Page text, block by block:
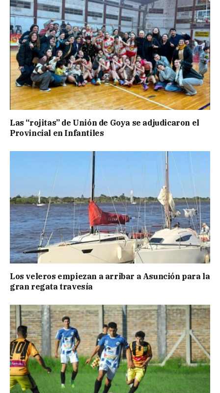
Las “rojitas” de Unión de Goya se adjudicaron el
Provincial en Infantiles
Los veleros empiezan a arribar a Asunción para la
gran regata travesía